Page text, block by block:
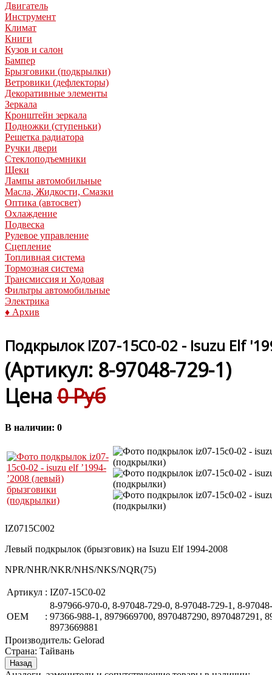
Двигатель
Инструмент
Климат
Книги
Кузов и салон
Бампер
Брызговики (подкрылки)
Ветровики (дефлекторы)
Декоративные элементы
Зеркала
Кронштейн зеркала
Подножки (ступеньки)
Решетка радиатора
Ручки двери
Стеклоподъемники
Щеки
Лампы автомобильные
Масла, Жидкости, Смазки
Оптика (автосвет)
Охлаждение
Подвеска
Рулевое управление
Сцепление
Топливная система
Тормозная система
Трансмиссия и Ходовая
Фильтры автомобильные
Электрика
♦ Архив
Подкрылок IZ07-15C0-02 - Isuzu Elf
(Артикул: 8-97048-729-1)
Цена 0 Руб
В наличии: 0
IZ0715C002
Левый подкрылок (брызговик) на Isuzu Elf 1994-2008
NPR/NHR/NKR/NHS/NKS/NQR(75)
Артикул : IZ07-15C0-02
OEM :
8-97966-970-0, 8-97048-729-0, 8-97048-729-1, 8-
97366-988-1, 8979669700, 8970487290, 8970487291,
8973669881
Производитель: Gelorad
Страна: Тайвань